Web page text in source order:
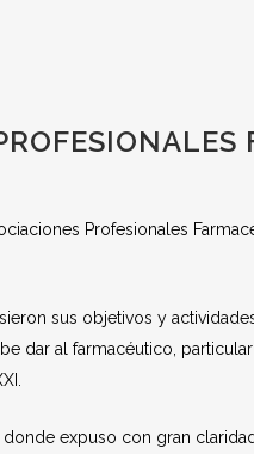
Profesionales
sus objetivos y
dar al farmacéutico,
expuso con gran